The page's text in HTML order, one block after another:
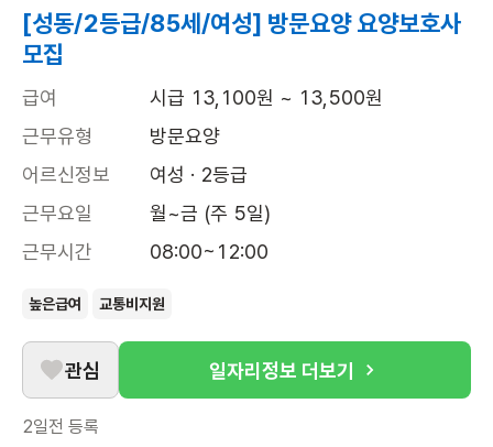
[성동/2등급/85세/여성] 방문요양 요양보호사
모집
급여
시급 13,100원 ~ 13,500원
근무유형
방문요양
어르신정보
여성 · 2등급
근무요일
월~금 (주 5일)
근무시간
08:00~12:00
높은급여 교통비지원
관심 일자리정보 더보기
2일전 등록